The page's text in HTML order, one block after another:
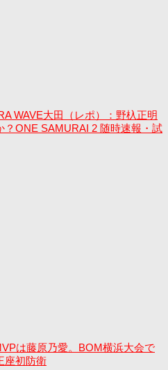
WAVE大田（レポ）：野杁正明
？ONE SAMURAI 2 随時速報・試
は藤原乃愛。BOM横浜大会で
座初防衛